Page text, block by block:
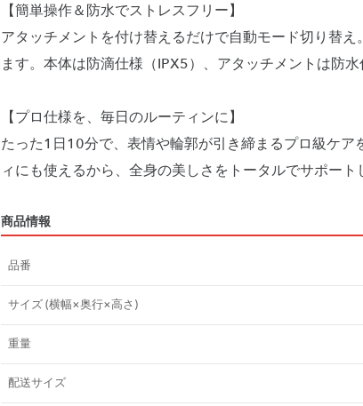
【簡単操作＆防水でストレスフリー】
アタッチメントを付け替えるだけで自動モード切り替
ます。本体は防滴仕様（IPX5）、アタッチメントは防
【プロ仕様を、毎日のルーティンに】
たった1日10分で、表情や輪郭が引き締まるプロ級ケ
ィにも使えるから、全身の美しさをトータルでサポート
商品情報
品番
サイズ (横幅×奥行×高さ)
重量
配送サイズ